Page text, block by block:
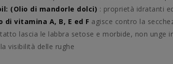
(Olio di mandorle dolci) : proprietà idratanti
vitamina A, B, E ed F agisce contro la
lascia le labbra setose e morbide, non unge
visibilità delle rughe